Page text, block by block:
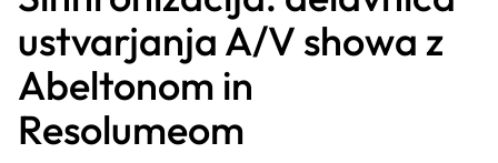
ustvarjanja A/V showa z
Abeltonom in
Resolumeom